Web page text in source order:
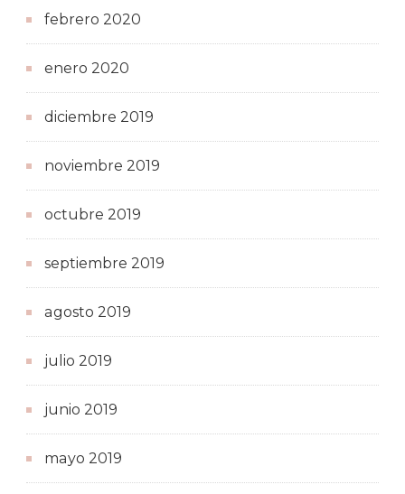
febrero 2020
enero 2020
diciembre 2019
noviembre 2019
octubre 2019
septiembre 2019
agosto 2019
julio 2019
junio 2019
mayo 2019